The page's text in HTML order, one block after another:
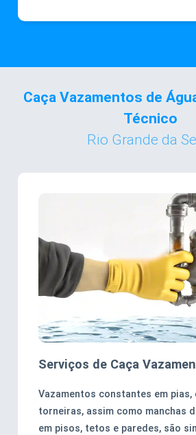
Caça Vazamentos de
Técnico
Rio Grande da
Serviços de Caça
Vazamentos constantes em pias,
torneiras, assim como manchas
em pisos, tetos e paredes, são